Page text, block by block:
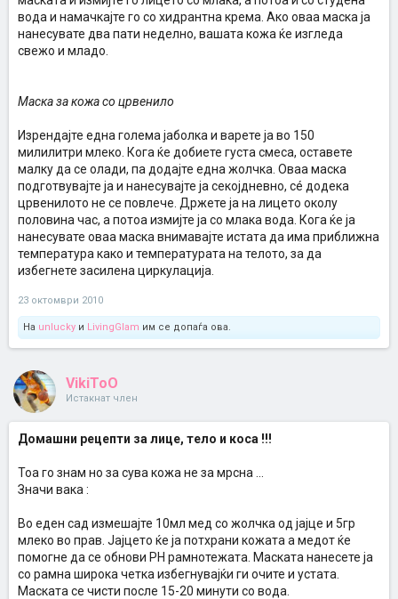
вода и намачкајте го со хидрантна крема. Ако оваа маска ја
нанесувате два пати неделно, вашата кожа ќе изгледа
свежо и младо.
Маска за кожа со црвенило
Изрендајте една голема јаболка и варете ја во 150
милилитри млеко. Кога ќе добиете густа смеса, оставете
малку да се олади, па додајте една жолчка. Оваа маска
подготвувајте ја и нанесувајте ја секојдневно, сé додека
црвенилото не се повлече. Држете ја на лицето околу
половина час, а потоа измијте ја со млака вода. Кога ќе ја
нанесувате оваа маска внимавајте истата да има приближна
температура како и температурата на телото, за да
избегнете засилена циркулација.
23 октомври 2010
На unlucky и LivingGlam им се допаѓа ова.
VikiToO
Истакнат член
Домашни рецепти за лице, тело и коса !!!
Тоа го знам но за сува кожа не за мрсна ...
Значи вака :
Во еден сад измешајте 10мл мед со жолчка од јајце и 5гр
млеко во прав. Јајцето ќе ја потхрани кожата а медот ќе
помогне да се обнови PH рамнотежата. Маската нанесете ја
со рамна широка четка избегнувајќи ги очите и устата.
Маската се чисти после 15-20 минути со вода.